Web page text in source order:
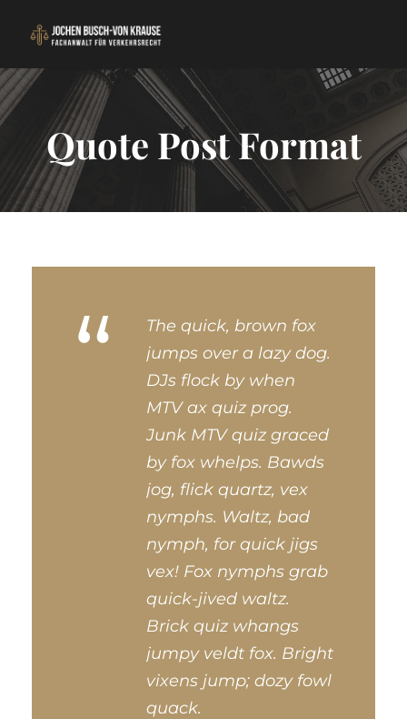
Quote Post Format
“
The quick, brown fox
jumps over a lazy dog.
DJs flock by when
MTV ax quiz prog.
Junk MTV quiz graced
by fox whelps. Bawds
jog, flick quartz, vex
nymphs. Waltz, bad
nymph, for quick jigs
vex! Fox nymphs grab
quick-jived waltz.
Brick quiz whangs
jumpy veldt fox. Bright
vixens jump; dozy fowl
quack.